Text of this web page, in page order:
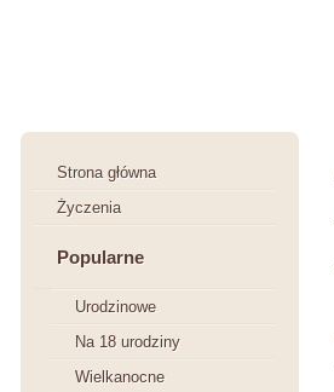
Strona główna
Życzenia
Popularne
Urodzinowe
Na 18 urodziny
Wielkanocne